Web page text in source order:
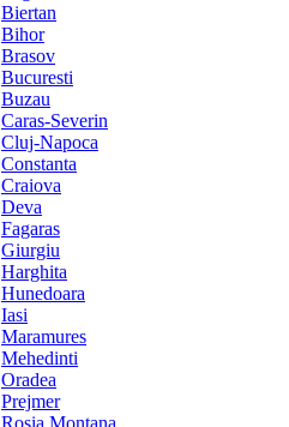
Biertan
Bihor
Brasov
Bucuresti
Buzau
Caras-Severin
Cluj-Napoca
Constanta
Craiova
Deva
Fagaras
Giurgiu
Harghita
Hunedoara
Iasi
Maramures
Mehedinti
Oradea
Prejmer
Rosia Montana